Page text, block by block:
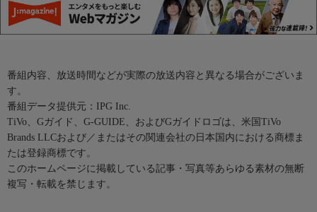
番組内容、放送時間などが実際の放送内容と異なる場合がございま
す。
番組データ提供元：IPG Inc.
TiVo、Gガイド、G-GUIDE、およびGガイドロゴは、米国TiVo
Brands LLCおよび／またはその関連会社の日本国内における商標ま
たは登録商標です。
このホームページに掲載している記事・写真等あらゆる素材の無断
複写・転載を禁じます。